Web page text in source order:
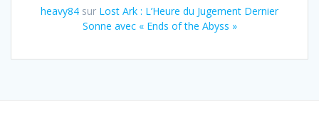
heavy84 sur Lost Ark : L’Heure du Jugement Dernier
Sonne avec « Ends of the Abyss »